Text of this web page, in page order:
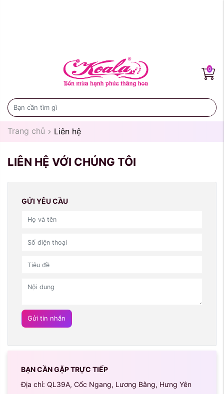
0
Trang chủ Liên hệ
LIÊN HỆ VỚI CHÚNG TÔI
GỬI YÊU CẦU
Gửi tin nhắn
BẠN CẦN GẶP TRỰC TIẾP
Địa chỉ: QL39A, Cốc Ngang, Lương Bằng, Hưng Yên